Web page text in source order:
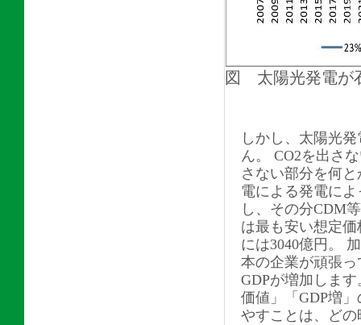
図 太陽光発電が
しかし、太陽光
ん。 CO2を出さ
さない部分を何
電による発電に
し、その分CDM
は最も安い想定価
には3040億円。
本の企業が頑張
GDPが増加しま
価値」「GDP増
やすことは、ど